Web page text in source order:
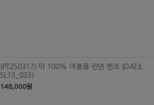
(PT250317) 마 100% 여름용 린넨 팬츠 (DAEIL
SL13_033)
148,000원